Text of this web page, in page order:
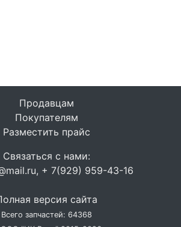
Продавцам
Покупателям
Разместить прайс
Связаться с нами:
+ 7(929) 959-43-16
версия сайта
Всего запчастей: 64368